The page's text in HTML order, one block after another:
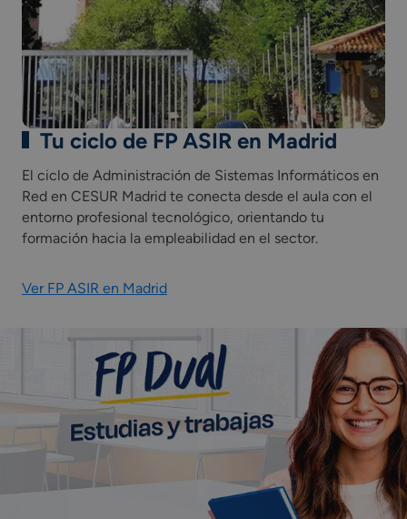
Inglés Profesional.
Itinerario personal para la empleabilidad I y II.
Digitalización y Sostenibilidad aplicada a los
sectores productivos.
Proyecto intermodular de administración de
sistemas informáticos en red.
Módulo profesional optativo (competencia de cada
Comunidad Autónoma).
Incluye unaFase de Formación en Empresa u
Organismo Equiparado (FFEOE)como parte
integrada del currículo del ciclo formativo.
pueden variar según la comunidad autónoma.
Tu ciclo de FP ASIR en Madrid
El ciclo de Administración de Sistemas Informáticos en
Red en CESUR Madrid te conecta desde el aula con el
entorno profesional tecnológico, orientando tu
formación hacia la empleabilidad en el sector.
Ver FP ASIR en Madrid